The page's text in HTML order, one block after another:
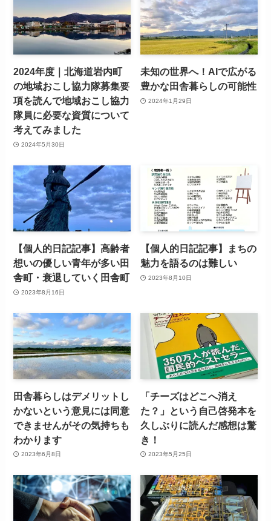
2024年度｜北海道岩内町
の地域おこし協力隊募集要
項を読んで地域おこし協力
隊員に必要な資質について
考えてみました
2024年5月30日
未知の世界へ！AIで広がる
豊かな田舎暮らしの可能性
2024年1月29日
【個人的日記記事】高齢者
想いの優しい青年が多い田
舎町・衰退していく田舎町
2023年8月16日
【個人的日記記事】まちの
魅力を語るのは難しい
2023年8月10日
田舎暮らしはデメリットし
かないという意見には同意
できませんがその気持ちも
わかります
2023年6月8日
「チーズはどこへ消え
た？」という自己啓発本を
久しぶりに読んだ感想は驚
き！
2023年5月25日